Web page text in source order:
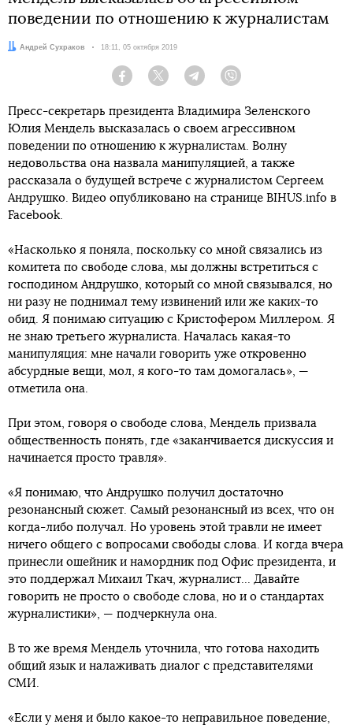
поведении по отношению к журналистам
Автор:
Андрей Сухраков Дата:
18:11, 05 октября 2019
Facebook Twitter Telegram
Пресс-секретарь президента Владимира Зеленского
Юлия Мендель высказалась о своем агрессивном
поведении по отношению к журналистам. Волну
недовольства она назвала манипуляцией, а также
рассказала о будущей встрече с журналистом Сергеем
Андрушко. Видео опубликовано на странице BIHUS.info в
Faceboоk.
«Насколько я поняла, поскольку со мной связались из
комитета по свободе слова, мы должны встретиться с
господином Андрушко, который со мной связывался, но
ни разу не поднимал тему извинений или же каких-то
обид. Я понимаю ситуацию с Кристофером Миллером. Я
не знаю третьего журналиста. Началась какая-то
манипуляция: мне начали говорить уже откровенно
абсурдные вещи, мол, я кого-то там домогалась», —
отметила она.
При этом, говоря о свободе слова, Мендель призвала
общественность понять, где «заканчивается дискуссия и
начинается просто травля».
«Я понимаю, что Андрушко получил достаточно
резонансный сюжет. Самый резонансный из всех, что он
когда-либо получал. Но уровень этой травли не имеет
ничего общего с вопросами свободы слова. И когда вчера
принесли ошейник и намордник под Офис президента, и
это поддержал Михаил Ткач, журналист... Давайте
говорить не просто о свободе слова, но и о стандартах
журналистики», — подчеркнула она.
В то же время Мендель уточнила, что готова находить
общий язык и налаживать диалог с представителями
СМИ.
«Если у меня и было какое-то неправильное поведение,